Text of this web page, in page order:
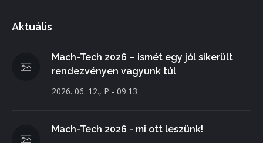
Aktuális
Mach-Tech 2026 – ismét egy jól sikerült
rendezvényen vagyunk túl
2026. 06. 12., P - 09:13
Mach-Tech 2026 - mi ott leszünk!